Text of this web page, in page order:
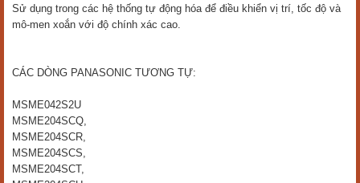
Sử dụng trong các hệ thống tự động hóa để điều khiển vị trí, tốc độ và
mô-men xoắn với độ chính xác cao.
CÁC DÒNG PANASONIC TƯƠNG TỰ:
MSME042S2U
MSME204SCQ,
MSME204SCR,
MSME204SCS,
MSME204SCT,